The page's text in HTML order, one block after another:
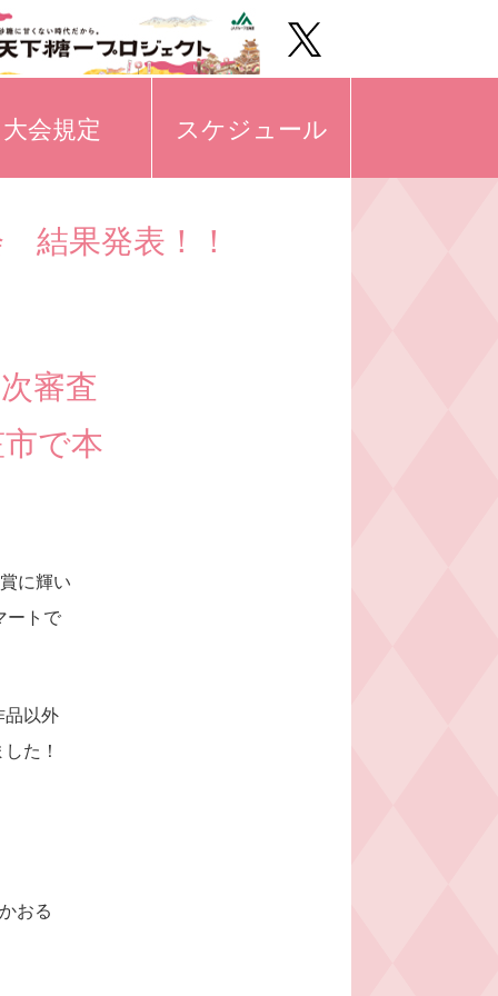
大会規定 スケジュール
結果発表！！
審査
で本
に輝い
ートで
品以外
た！
かおる